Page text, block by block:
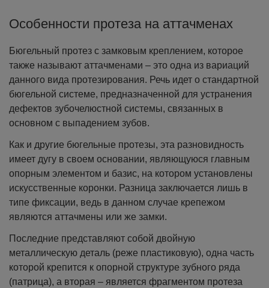
Особенности протеза на аттачменах
Бюгельный протез с замковым креплением, которое
также называют аттачменами – это одна из вариаций
данного вида протезирования. Речь идет о стандартной
бюгельной системе, предназначенной для устранения
дефектов зубочелюстной системы, связанных в
основном с выпадением зубов.
Как и другие бюгельные протезы, эта разновидность
имеет дугу в своем основании, являющуюся главным
опорным элементом и базис, на котором установлены
искусственные коронки. Разница заключается лишь в
типе фиксации, ведь в данном случае крепежом
являются аттачмены или же замки.
Последние представляют собой двойную
металлическую деталь (реже пластиковую), одна часть
которой крепится к опорной структуре зубного ряда
(патрица), а вторая – является фрагментом протеза